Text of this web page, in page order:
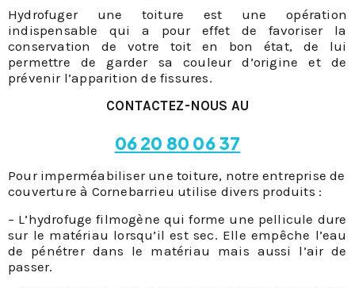
Hydrofuger une toiture est une opération
indispensable qui a pour effet de favoriser la
conservation de votre toit en bon état, de lui
permettre de garder sa couleur d’origine et de
prévenir l’apparition de fissures.
CONTACTEZ-NOUS AU
06 20 80 06 37
Pour imperméabiliser une toiture, notre entreprise de
couverture à Cornebarrieu utilise divers produits :
– L’hydrofuge filmogène qui forme une pellicule dure
sur le matériau lorsqu’il est sec. Elle empêche l’eau
de pénétrer dans le matériau mais aussi l’air de
passer.